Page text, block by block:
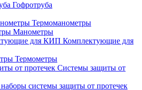
Гофротруба
Термоманометры
Манометры
Комплектующие для
Термометры
Системы защиты от